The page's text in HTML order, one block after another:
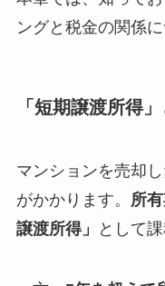
ングと税金の関係
「短期譲渡所得
マンションを売却し
がかかります。
所
譲渡所得」
として